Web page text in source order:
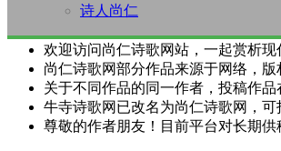
诗人尚仁
欢迎访问尚仁诗歌网站，一起赏析
尚仁诗歌网部分作品来源于网络，
关于不同作品的同一作者，投稿作
牛寺诗歌网已改名为尚仁诗歌网，
尊敬的作者朋友！目前平台对长期